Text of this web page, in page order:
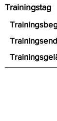
Trainingstag